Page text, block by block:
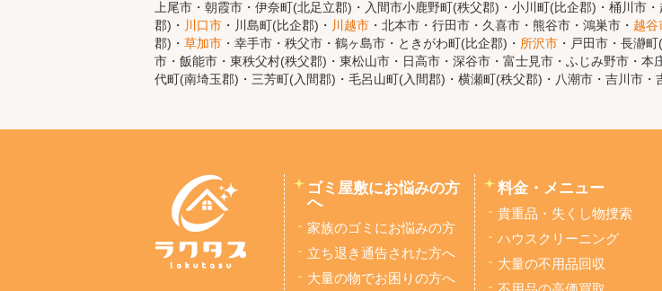
上尾市・朝霞市・伊奈町(北足立郡)・入間市小鹿野町(秩父郡)・小川町(比企郡)・桶川市・
郡)・ 川口市 ・川島町(比企郡)・ 川越市 ・北本市・行田市・久喜市・熊谷市・鴻巣市・ 越谷
郡)・ 草加市 ・幸手市・秩父市・鶴ヶ島市・ときがわ町(比企郡)・ 所沢市 ・戸田市・長瀞
市・飯能市・東秩父村(秩父郡)・東松山市・日高市・深谷市・富士見市・ふじみ野市・
代町(南埼玉郡)・三芳町(入間郡)・毛呂山町(入間郡)・横瀬町(秩父郡)・八潮市・吉川市
ゴミ屋敷にお悩みの方
へ
家族のゴミにお悩みの方
立ち退き通告された方へ
大量の物でお困りの方へ
料金・メニュー
貴重品・失くし物捜索
ハウスクリーニング
大量の不用品回収